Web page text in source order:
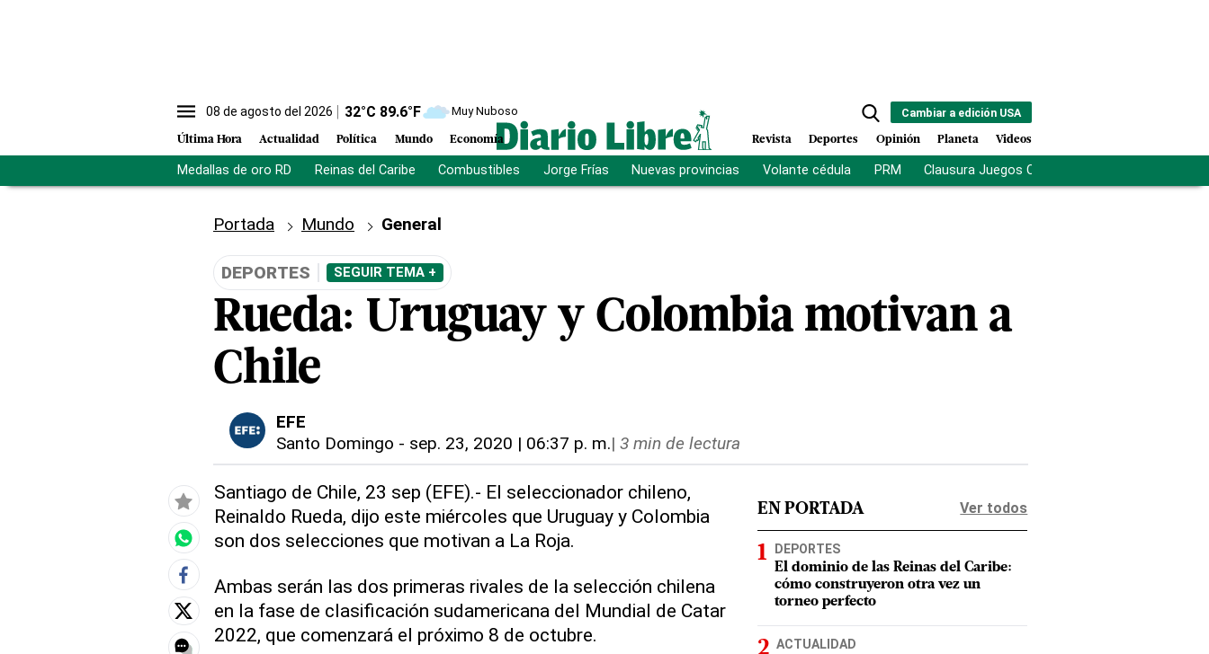
08 de agosto del 2026 32°C 89.6°F Muy Nuboso
Última Hora Actualidad Política Mundo Economía
Cambiar a edición USA
Revista Deportes Opinión Planeta Videos
Medallas de oro RD Reinas del Caribe Combustibles Jorge Frías Nuevas provincias Volante cédula PRM Clausura Juegos Centroamericanos
Portada Mundo General
DEPORTES SEGUIR TEMA +
Rueda: Uruguay y Colombia motivan a
Chile
EFE
Santo Domingo - sep. 23, 2020 | 06:37 p. m.| 3 min de lectura
Santiago de Chile, 23 sep (EFE).- El seleccionador chileno,
Reinaldo Rueda, dijo este miércoles que Uruguay y Colombia
son dos selecciones que motivan a La Roja.
Ambas serán las dos primeras rivales de la selección chilena
en la fase de clasificación sudamericana del Mundial de Catar
2022, que comenzará el próximo 8 de octubre.
EN PORTADA Ver todos
DEPORTES
El dominio de las Reinas del Caribe:
cómo construyeron otra vez un
torneo perfecto
ACTUALIDAD